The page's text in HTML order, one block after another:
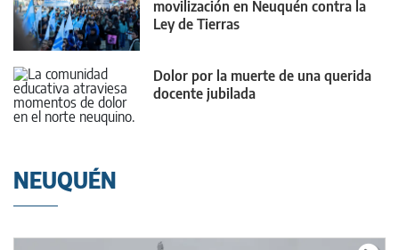
movilización en Neuquén contra la
Ley de Tierras
Dolor por la muerte de una querida
docente jubilada
NEUQUÉN